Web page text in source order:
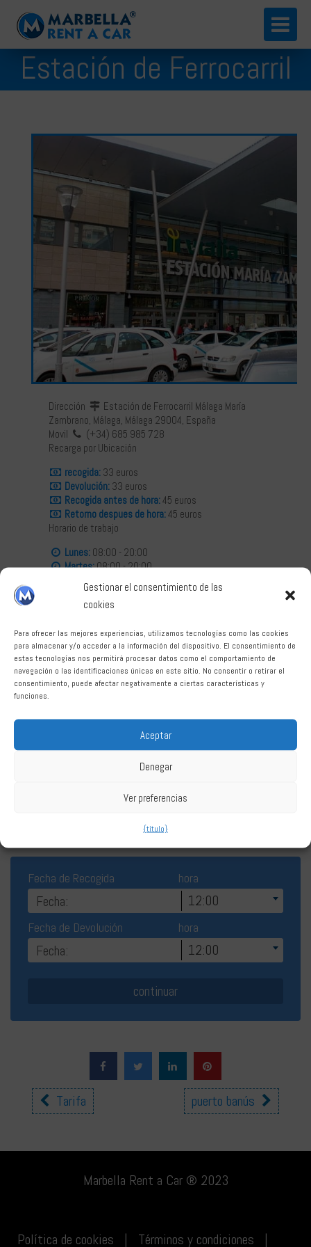
Gestionar el consentimiento de las
cookies
Para ofrecer las mejores experiencias, utilizamos tecnologías como las cookies
para almacenar y/o acceder a la información del dispositivo. El consentimiento de
estas tecnologías nos permitirá procesar datos como el comportamiento de
navegación o las identificaciones únicas en este sitio. No consentir o retirar el
consentimiento, puede afectar negativamente a ciertas características y
funciones.
Aceptar
Denegar
Ver preferencias
{título}
English
Español
Русский
Français
Estación de Ferrocarril
Dirección
Estación de Ferrocarril Málaga María
Zambrano, Málaga, Málaga 29004, España
Movil
(+34) 685 985 728
Recarga por Ubicación
recogida: 33 euros
Devolución: 33 euros
Recogida antes de hora:45 euros
Retorno despues de hora:45 euros
Horario de trabajo
Lunes: 08:00 - 20:00
Martes:08:00 - 20:00
Miércoles: 08:00 - 20:00
Jueves:08:00 - 20:00
Viernes:08:00 - 20:00
domingos:08:00 - 20:00
Alquiler de Coches Málaga
Estación de Tren
Reserva Estación de Ferrocarril de
Fecha de Recogida hora
12:00
Fecha de Devolución hora
12:00
Otras Tarifa puerto banús
Marbella Rent a Car ® 2023
Política de cookies | Términos y condiciones |